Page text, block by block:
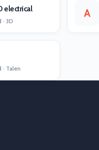
electrical
3D
A
Talen